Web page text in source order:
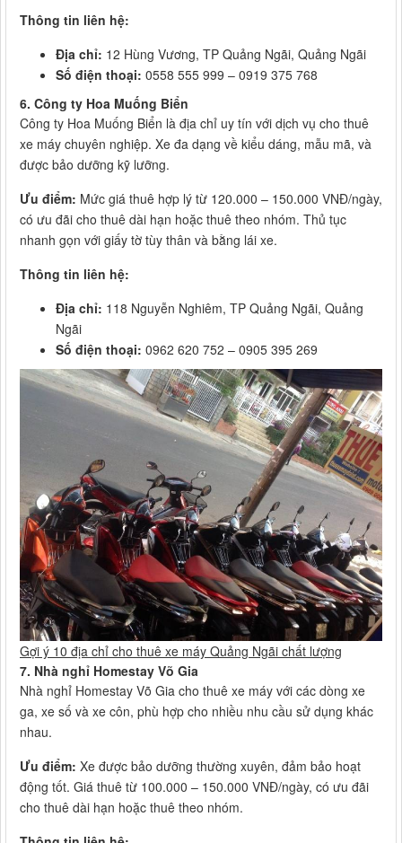
Thông tin liên hệ:
Địa chỉ: 12 Hùng Vương, TP Quảng Ngãi, Quảng Ngãi
Số điện thoại: 0558 555 999 – 0919 375 768
6. Công ty Hoa Muống Biển
Công ty Hoa Muống Biển là địa chỉ uy tín với dịch vụ cho thuê
xe máy chuyên nghiệp. Xe đa dạng về kiểu dáng, mẫu mã, và
được bảo dưỡng kỹ lưỡng.
Ưu điểm: Mức giá thuê hợp lý từ 120.000 – 150.000 VNĐ/ngày,
có ưu đãi cho thuê dài hạn hoặc thuê theo nhóm. Thủ tục
nhanh gọn với giấy tờ tùy thân và bằng lái xe.
Thông tin liên hệ:
Địa chỉ: 118 Nguyễn Nghiêm, TP Quảng Ngãi, Quảng
Ngãi
Số điện thoại: 0962 620 752 – 0905 395 269
Gợi ý 10 địa chỉ cho thuê xe máy Quảng Ngãi chất lượng
7. Nhà nghỉ Homestay Võ Gia
Nhà nghỉ Homestay Võ Gia cho thuê xe máy với các dòng xe
ga, xe số và xe côn, phù hợp cho nhiều nhu cầu sử dụng khác
nhau.
Ưu điểm: Xe được bảo dưỡng thường xuyên, đảm bảo hoạt
động tốt. Giá thuê từ 100.000 – 150.000 VNĐ/ngày, có ưu đãi
cho thuê dài hạn hoặc thuê theo nhóm.